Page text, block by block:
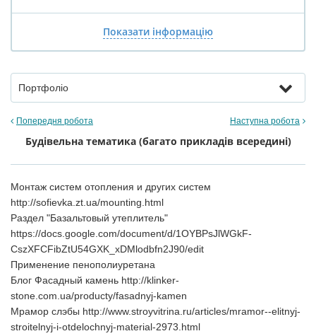
Показати інформацію
Портфоліо
Попередня робота Наступна робота
Будівельна тематика (багато прикладів всередині)
Монтаж систем отопления и других систем
http://sofievka.zt.ua/mounting.html
Раздел "Базальтовый утеплитель"
https://docs.google.com/document/d/1OYBPsJlWGkF-
CszXFCFibZtU54GXK_xDMlodbfn2J90/edit
Применение пенополиуретана
Блог Фасадный камень http://klinker-
stone.com.ua/producty/fasadnyj-kamen
Мрамор слэбы http://www.stroyvitrina.ru/articles/mramor--elitnyj-
stroitelnyj-i-otdelochnyj-material-2973.html